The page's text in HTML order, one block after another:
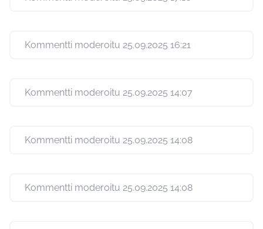
Kommentti moderoitu 25.09.2025 16:21
Kommentti moderoitu 25.09.2025 14:07
Kommentti moderoitu 25.09.2025 14:08
Kommentti moderoitu 25.09.2025 14:08